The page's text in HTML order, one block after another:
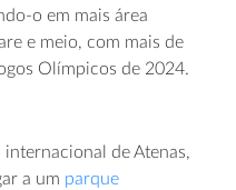
o em mais área
e meio, com mais de
Olímpicos de 2024.
de Atenas,
a um parque